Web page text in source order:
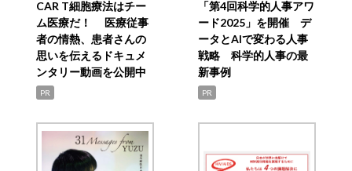
CAR T細胞療法はチー
ム医療だ！ 医療従事
者の情熱、患者さんの
思いを伝えるドキュメ
ンタリー動画を公開中
PR
「第4回科学的人事アワ
ード2025」を開催 デ
ータとAIで変わる人事
戦略 科学的人事の最
新事例
PR